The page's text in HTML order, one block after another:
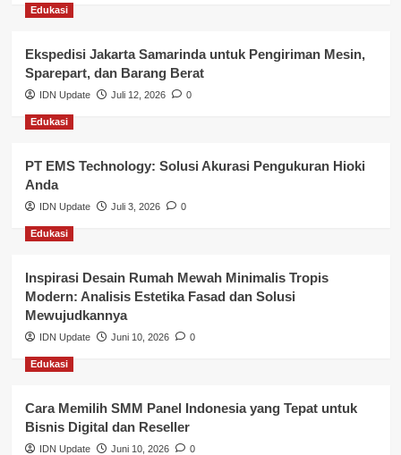
Layanan Publik Kabupaten Banyuasin
Nasional
Pemerintahan
Pendidikan
Perbankan & Keuangan
Perpajakan & Keuangan
Profil Wilayah Banyuasin
Sosial & Budaya
Sosial & Kesejahteraan
Edukasi
Ekspedisi Jakarta Samarinda untuk Pengiriman Mesin,
Sparepart, dan Barang Berat
IDN Update Juli 12, 2026 0
Edukasi
PT EMS Technology: Solusi Akurasi Pengukuran Hioki
Anda
IDN Update Juli 3, 2026 0
Edukasi
Inspirasi Desain Rumah Mewah Minimalis Tropis
Modern: Analisis Estetika Fasad dan Solusi
Mewujudkannya
IDN Update Juni 10, 2026 0
Edukasi
Cara Memilih SMM Panel Indonesia yang Tepat untuk
Bisnis Digital dan Reseller
IDN Update Juni 10, 2026 0